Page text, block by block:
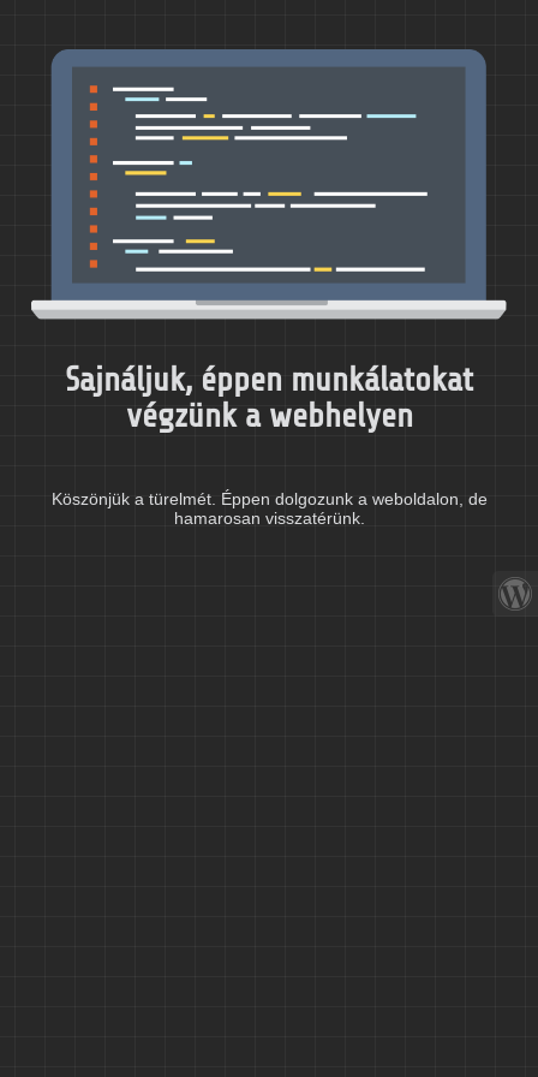
Sajnáljuk, éppen munkálatokat
végzünk a webhelyen
Köszönjük a türelmét. Éppen dolgozunk a weboldalon, de
hamarosan visszatérünk.